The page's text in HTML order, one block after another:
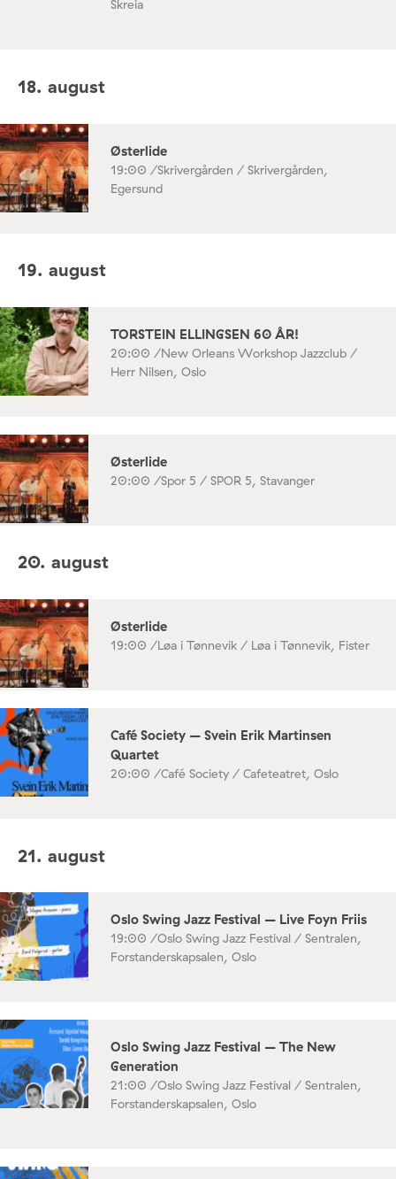
Skreia
18. august
Østerlide
19:00 /Skrivergården / Skrivergården,
Egersund
19. august
TORSTEIN ELLINGSEN 60 ÅR!
20:00 /New Orleans Workshop Jazzclub /
Herr Nilsen, Oslo
Østerlide
20:00 /Spor 5 / SPOR 5, Stavanger
20. august
Østerlide
19:00 /Løa i Tønnevik / Løa i Tønnevik, Fister
Café Society – Svein Erik Martinsen
Quartet
20:00 /Café Society / Cafeteatret, Oslo
21. august
Oslo Swing Jazz Festival – Live Foyn Friis
19:00 /Oslo Swing Jazz Festival / Sentralen,
Forstanderskapsalen, Oslo
Oslo Swing Jazz Festival – The New
Generation
21:00 /Oslo Swing Jazz Festival / Sentralen,
Forstanderskapsalen, Oslo